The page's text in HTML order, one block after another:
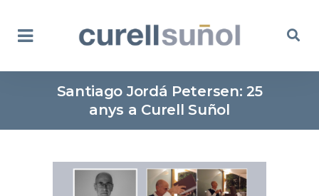
Santiago Jordá Petersen: 25
anys a Curell Suñol